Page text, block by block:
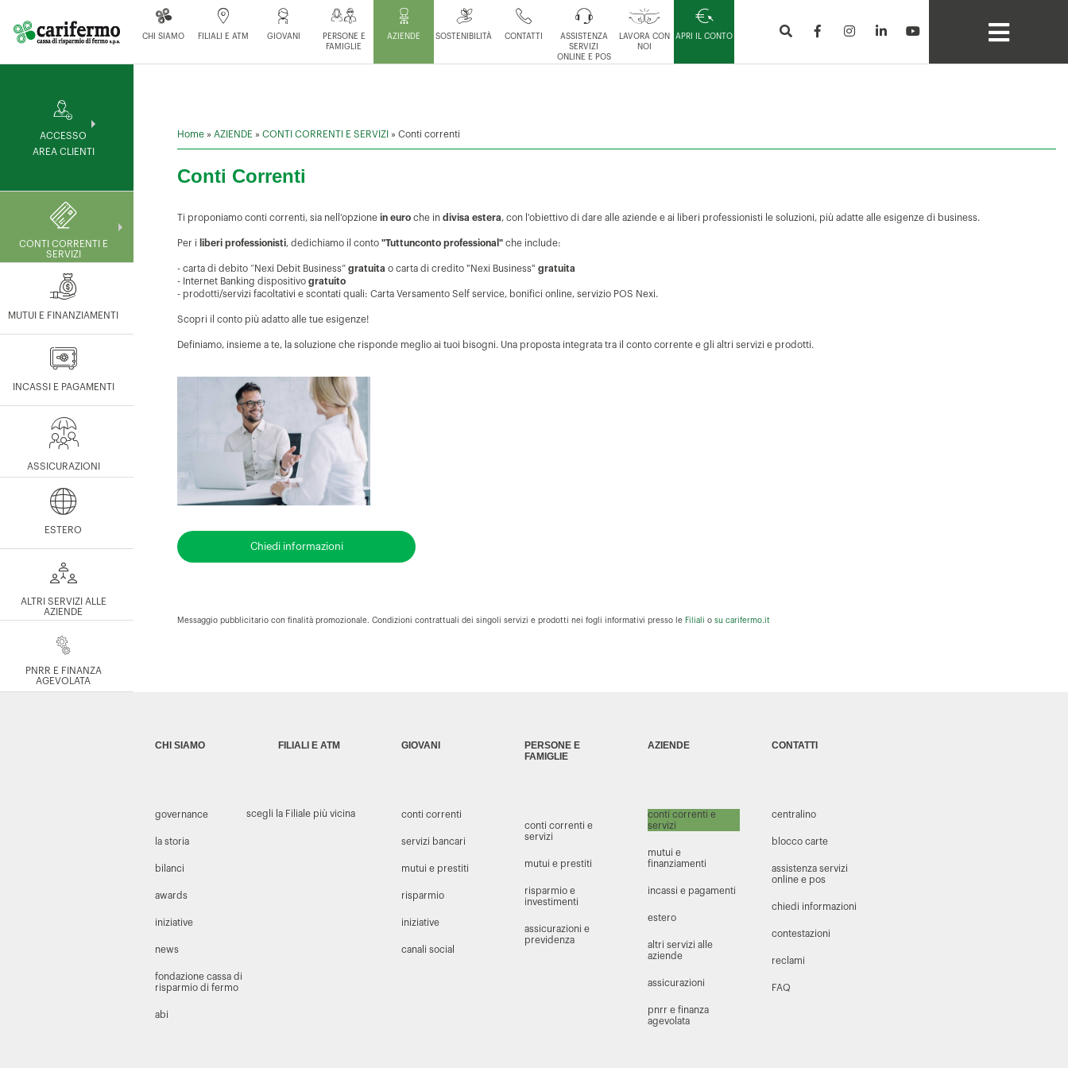
CHI SIAMO FILIALI E ATM GIOVANI
PERSONE E
FAMIGLIE
AZIENDE SOSTENIBILITÀ CONTATTI
ASSISTENZA
SERVIZI
ONLINE E POS
LAVORA CON
NOI
APRI IL CONTO
ACCESSO
AREA CLIENTI
CONTI CORRENTI E
SERVIZI
MUTUI E FINANZIAMENTI
INCASSI E PAGAMENTI
ASSICURAZIONI
ESTERO
ALTRI SERVIZI ALLE
AZIENDE
PNRR E FINANZA
AGEVOLATA
Home » AZIENDE »CONTI CORRENTI E SERVIZI »Conti correnti
Conti Correnti
Ti proponiamo conti correnti, sia nell’opzionein euro che indivisa estera, con l'obiettivo di dare alle aziende e ai liberi professionisti le soluzioni, più adatte alle esigenze di business.
Per i liberi professionisti, dedichiamo il conto"Tuttunconto professional"che include:
- carta di debito “Nexi Debit Business”gratuita o carta di credito "Nexi Business"gratuita
- Internet Banking dispositivogratuito
- prodotti/servizi facoltativi e scontati quali: Carta Versamento Self service, bonifici online, servizio POS Nexi.
Scopri il conto più adatto alle tue esigenze!
Definiamo, insieme a te, la soluzione che risponde meglio ai tuoi bisogni. Una proposta integrata tra il conto corrente e gli altri servizi e prodotti.
Chiedi informazioni
Messaggio pubblicitario con finalità promozionale. Condizioni contrattuali dei singoli servizi e prodotti nei fogli informativi presso le Filiali osu carifermo.it
CHI SIAMO
governance
la storia
bilanci
awards
iniziative
news
fondazione cassa di
risparmio di fermo
abi
FILIALI E ATM
scegli la Filiale più vicina
GIOVANI
conti correnti
servizi bancari
mutui e prestiti
risparmio
iniziative
canali social
PERSONE E
FAMIGLIE
conti correnti e
servizi
mutui e prestiti
risparmio e
investimenti
assicurazioni e
previdenza
AZIENDE
conti correnti e
servizi
mutui e
finanziamenti
incassi e pagamenti
estero
altri servizi alle
aziende
assicurazioni
pnrr e finanza
agevolata
CONTATTI
centralino
blocco carte
assistenza servizi
online e pos
chiedi informazioni
contestazioni
reclami
FAQ